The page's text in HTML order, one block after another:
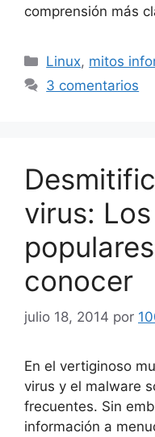
comprensión más
Categorías
Linux, mitos
3 comentarios
virus:
conocer
julio 18, 2014 por
En el vertiginoso
virus y el malware
frecuentes. Sin
información a